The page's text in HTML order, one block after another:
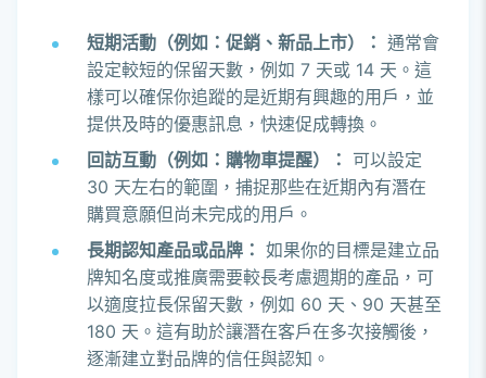
短期活動（例如：促銷、新品上市）： 通常會
設定較短的保留天數，例如 7 天或 14 天。這
樣可以確保你追蹤的是近期有興趣的用戶，並
提供及時的優惠訊息，快速促成轉換。
回訪互動（例如：購物車提醒）： 可以設定
30 天左右的範圍，捕捉那些在近期內有潛在
購買意願但尚未完成的用戶。
長期認知產品或品牌： 如果你的目標是建立品
牌知名度或推廣需要較長考慮週期的產品，可
以適度拉長保留天數，例如 60 天、90 天甚至
180 天。這有助於讓潛在客戶在多次接觸後，
逐漸建立對品牌的信任與認知。